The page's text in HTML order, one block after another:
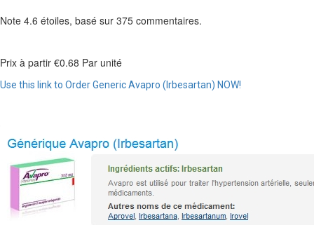
Note 4.6 étoiles, basé sur 375 commentaires.
Prix à partir €0.68 Par unité
Use this link to Order Generic Avapro (Irbesartan) NOW!